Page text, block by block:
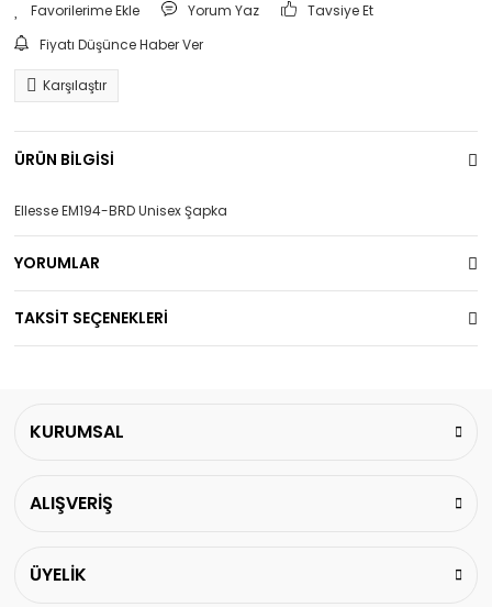
Yorum Yaz
Tavsiye Et
Fiyatı Düşünce Haber Ver
Karşılaştır
ÜRÜN BİLGİSİ
Ellesse EM194-BRD Unisex Şapka
YORUMLAR
TAKSİT SEÇENEKLERİ
KURUMSAL
ALIŞVERİŞ
ÜYELİK